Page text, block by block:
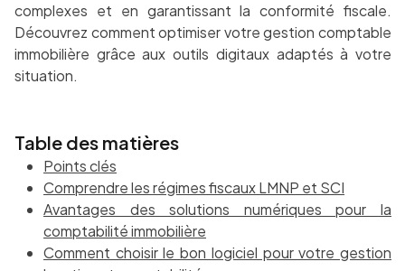
complexes et en garantissant la conformité fiscale.
Découvrez comment optimiser votre gestion comptable
immobilière grâce aux outils digitaux adaptés à votre
situation.
Table des matières
Points clés
Comprendre les régimes fiscaux LMNP et SCI
Avantages des solutions numériques pour la
comptabilité immobilière
Comment choisir le bon logiciel pour votre gestion